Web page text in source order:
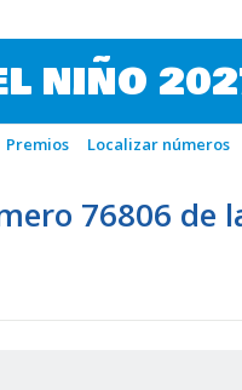
NIÑO
Premios Localizar números
76806 de